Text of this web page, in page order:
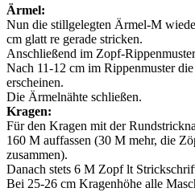
Ärmel:
Nun die stillgelegten Ärmel-M
cm glatt re gerade stricken.
Anschließend im Zopf-
Nach 11-12 cm im Rippenmuster
erscheinen.
Die Ärmelnähte schließen.
Kragen:
Für den Kragen mit der
160 M auffassen (30 M mehr, die
zusammen).
Danach stets 6 M Zopf lt
Bei 25-26 cm Kragenhöhe alle